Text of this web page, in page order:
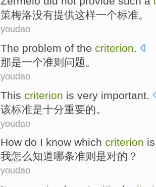
策梅洛没有提供这样一个标准。
youdao
The problem of the criterion.
那是一个准则 问题。
youdao
This criterion is very important
该标准是十分重要的。
youdao
How do I know which criterion is
我怎么知道哪条准则 是对的？
youdao